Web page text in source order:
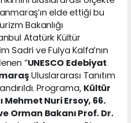
elde ettiği bu
Bakanlığı
Atatürk Kültür
Sadri ve Fulya Kalfa’nın
“UNESCO Edebiyat
Uluslararası Tanıtım
Programa, Kültür
Mehmet Nuri Ersoy, 66.
Orman Bakanı Prof. Dr.